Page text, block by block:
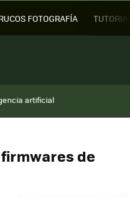
FOTOGRAFÍA
artificial
de